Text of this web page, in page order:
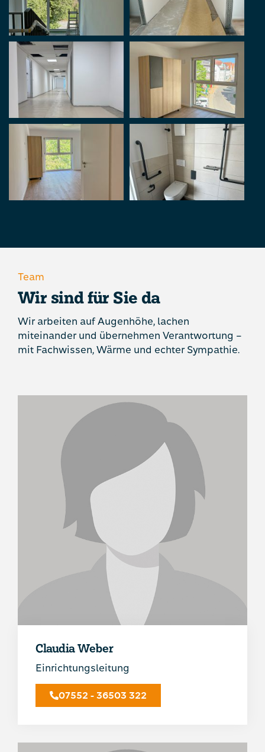
Team
Wir sind für Sie da
Wir arbeiten auf Augenhöhe, lachen
miteinander und übernehmen Verantwortung –
mit Fachwissen, Wärme und echter Sympathie.
Claudia Weber
Einrichtungsleitung
07552 - 36503 322